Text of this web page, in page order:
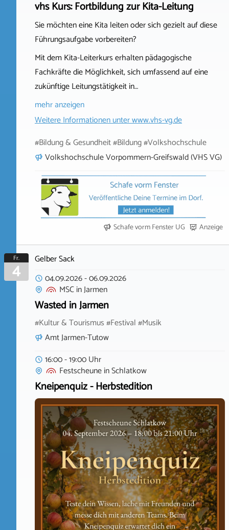
vhs Kurs: Fortbildung zur Kita-Leitung
Sie möchten eine Kita leiten oder sich gezielt auf diese
Führungsaufgabe vorbereiten?
Mit dem Kita-Leiterkurs erhalten pädagogische
Fachkräfte die Möglichkeit, sich umfassend auf eine
zukünftige Leitungstätigkeit in…
mehr anzeigen
Weitere Informationen unterwww.vhs-vg.de
#Bildung & Gesundheit #Bildung #Volkshochschule
Volkshochschule Vorpommern-Greifswald (VHS VG)
Schafe vorm Fenster UG Anzeige
Fr.
4
Gelber Sack
04.09.2026-06.09.2026
MSCinJarmen
Wasted in Jarmen
#Kultur & Tourismus #Festival #Musik
Amt Jarmen-Tutow
16:00 - 19:00 Uhr
FestscheuneinSchlatkow
Kneipenquiz - Herbstedition